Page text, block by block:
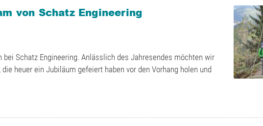
von Schatz Engineering
Schatz Engineering. Anlässlich des Jahresendes möchten wir
heuer ein Jubiläum gefeiert haben vor den Vorhang holen und